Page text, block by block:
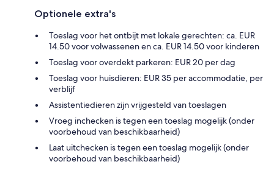
Optionele extra's
Toeslag voor het ontbijt met lokale gerechten: ca. EUR
14.50 voor volwassenen en ca. EUR 14.50 voor kinderen
Toeslag voor overdekt parkeren: EUR 20 per dag
Toeslag voor huisdieren: EUR 35 per accommodatie, per
verblijf
Assistentiedieren zijn vrijgesteld van toeslagen
Vroeg inchecken is tegen een toeslag mogelijk (onder
voorbehoud van beschikbaarheid)
Laat uitchecken is tegen een toeslag mogelijk (onder
voorbehoud van beschikbaarheid)